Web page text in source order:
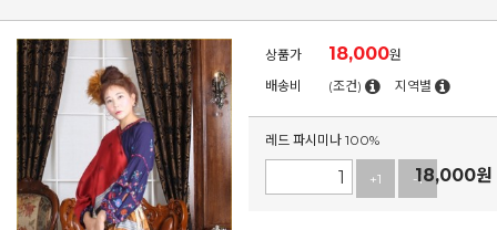
상품가 18,000원
배송비
(조건) 지역별
레드 파시미나 100%
+1 -1
18,000원